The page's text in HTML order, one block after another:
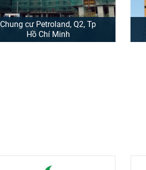
Chung cư Petroland, Q2, Tp
Hồ Chí Minh